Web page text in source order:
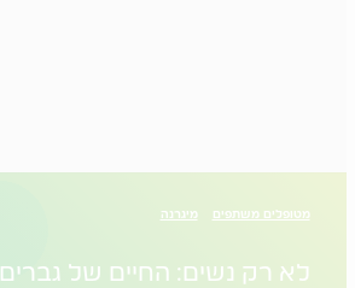
מטופלים משתפים מיגרנה
לא רק נשים: החיים של גברים